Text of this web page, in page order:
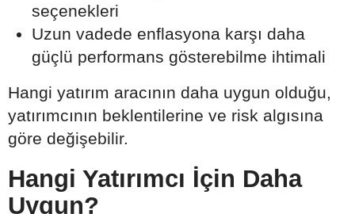
seçenekleri
Uzun vadede enflasyona karşı daha
güçlü performans gösterebilme ihtimali
Hangi yatırım aracının daha uygun olduğu,
yatırımcının beklentilerine ve risk algısına
göre değişebilir.
Hangi Yatırımcı İçin Daha
Uygun?